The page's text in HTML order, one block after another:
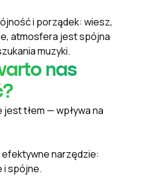
i porządek: wiesz,
atmosfera jest spójna
muzyki.
nas
jest tłem — wpływa na
efektywne narzędzie:
i spójne.